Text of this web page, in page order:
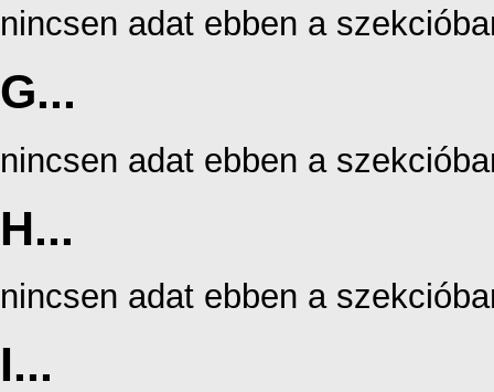
nincsen adat ebben a
G...
nincsen adat ebben a
H...
nincsen adat ebben a
I...